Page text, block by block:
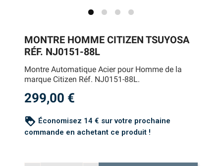
MONTRE HOMME CITIZEN TSUYOSA
RÉF. NJ0151-88L
Montre Automatique Acier pour Homme de la
marque Citizen Réf. NJ0151-88L.
299,00 €
loyalty Économisez 14 € sur votre prochaine
commande en achetant ce produit !